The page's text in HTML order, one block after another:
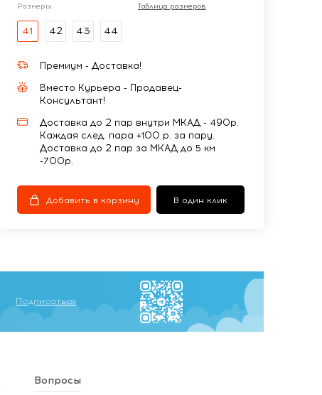
Размеры: Таблица размеров
41 42 43 44
Премиум - Доставка!
Вместо Курьера - Продавец-
Консультант!
Доставка до 2 пар внутри МКАД - 490р.
Каждая след. пара +100 р. за пару.
Доставка до 2 пар за МКАД до 5 км
-700р.
Добавить в корзину В один клик
Подписаться
Вопросы